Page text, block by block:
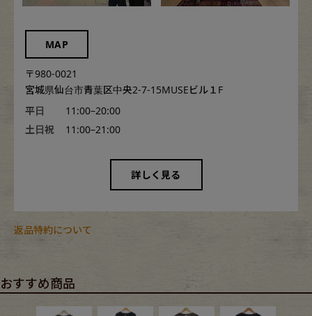
MAP
〒980-0021
宮城県仙台市青葉区中央2-7-15MUSEビル１F
平日
11:00–20:00
土日祝
11:00–21:00
詳しく見る
返品特約について
おすすめ商品